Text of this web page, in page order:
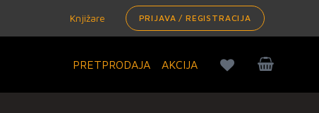
Knjižare PRIJAVA / REGISTRACIJA
PRETPRODAJA AKCIJA